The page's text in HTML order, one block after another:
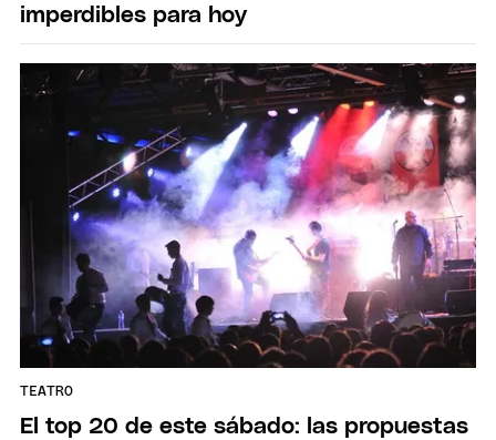
imperdibles para hoy
TEATRO
El top 20 de este sábado: las propuestas